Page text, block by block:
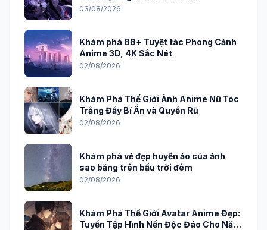
03/08/2026
Khám phá 88+ Tuyệt tác Phong Cảnh
Anime 3D, 4K Sắc Nét
02/08/2026
Khám Phá Thế Giới Ảnh Anime Nữ Tóc
Trắng Đầy Bí Ẩn và Quyến Rũ
02/08/2026
Khám phá vẻ đẹp huyền ảo của ảnh
sao băng trên bầu trời đêm
02/08/2026
Khám Phá Thế Giới Avatar Anime Đẹp:
Tuyển Tập Hình Nền Độc Đáo Cho Năm